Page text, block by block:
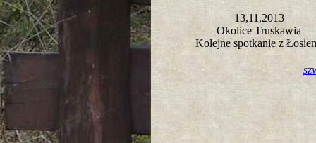
13,11,2013
Okolice Truskawia
Kolejne spotkanie z